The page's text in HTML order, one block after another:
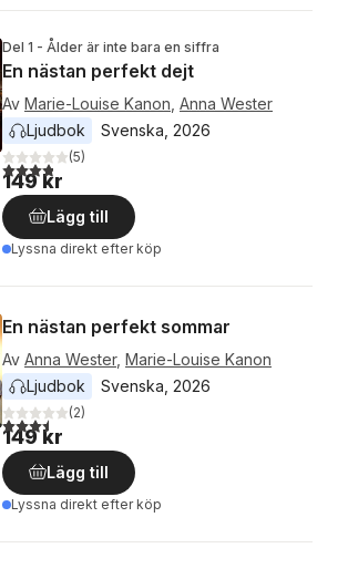
Del 1 - Ålder är inte bara en siffra
En nästan perfekt dejt
Av Marie-Louise Kanon Anna Wester
Ljudbok
Svenska 2026
3,8utav 5 stjärnor. Totalt antal röster:
(5)
149 kr
Lägg till
Lyssna direkt efter köp
En nästan perfekt sommar
Av Anna Wester, Marie-Louise Kanon
Ljudbok
Svenska 2026
3,5utav 5 stjärnor. Totalt antal röster:
(2)
149 kr
Lägg till
Lyssna direkt efter köp